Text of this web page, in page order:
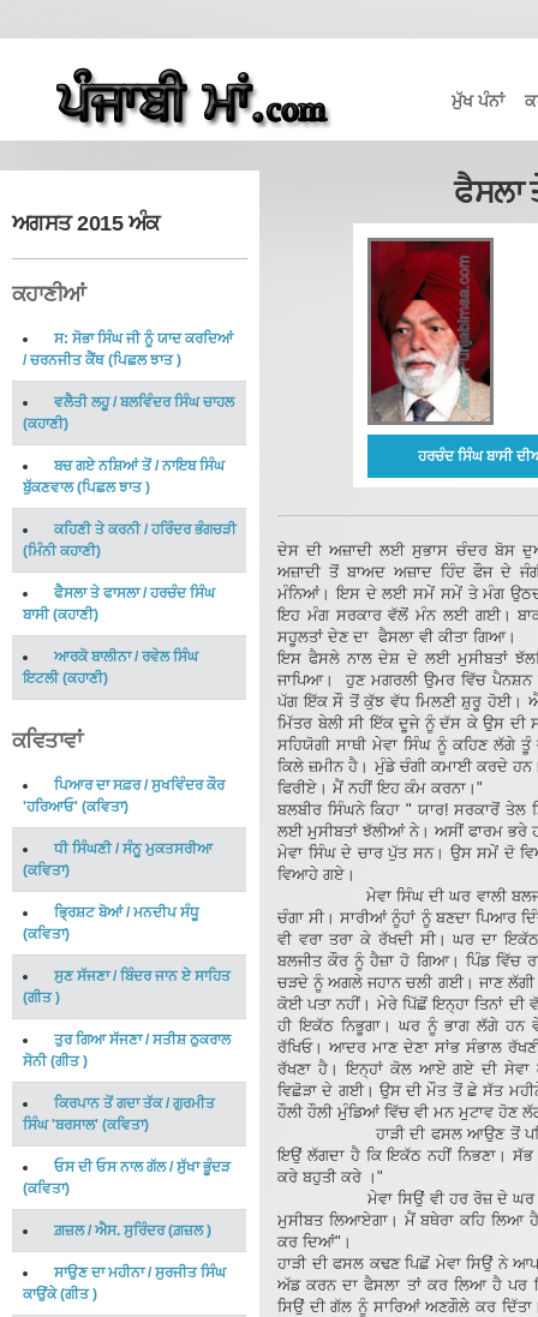
ਮੁੱਖ ਪੰਨਾਂ
ਅਗਸਤ 2015 ਅੰਕ
ਕਹਾਣੀਆਂ
ਸ: ਸੋਭਾ ਸਿੰਘ ਜੀ ਨੂੰ ਯਾਦ ਕਰਦਿਆਂ
/ਚਰਨਜੀਤ ਕੈਂਥ(ਪਿਛਲ ਝਾਤ)
ਵਲੈਤੀ ਲਹੂ/ ਬਲਵਿੰਦਰ ਸਿੰਘ ਚਾਹਲ
(ਕਹਾਣੀ)
ਬਚ ਗਏ ਨਸ਼ਿਆਂ ਤੋਂ/ਨਾਇਬ ਸਿੰਘ
ਬੁੱਕਣਵਾਲ(ਪਿਛਲ ਝਾਤ)
ਕਹਿਣੀ ਤੇ ਕਰਨੀ/ ਹਰਿੰਦਰ ਭੰਗਚੜੀ
(ਮਿੰਨੀ ਕਹਾਣੀ)
ਫੈਸਲਾ ਤੇ ਫਾਸਲਾ/ਹਰਚੰਦ ਸਿੰਘ
ਬਾਸੀ(ਕਹਾਣੀ)
ਆਰਕੋ ਬਾਲੀਨਾ/ ਰਵੇਲ ਸਿੰਘ
ਇਟਲੀ(ਕਹਾਣੀ)
ਕਵਿਤਾਵਾਂ
ਪਿਆਰ ਦਾ ਸਫ਼ਰ/ਸੁਖਵਿੰਦਰ ਕੌਰ
'ਹਰਿਆਓ' (ਕਵਿਤਾ)
ਧੀ ਸਿੰਘਣੀ/ ਸੰਨੂ ਮੁਕਤਸਰੀਆ
(ਕਵਿਤਾ)
ਭ੍ਰਿਸ਼ਟ ਬੋਆਂ/ਮਨਦੀਪ ਸੰਧੂ
(ਕਵਿਤਾ)
ਸੁਣ ਸੱਜਣਾ/ ਬਿੰਦਰ ਜਾਨ ਏ ਸਾਹਿਤ
(ਗੀਤ)
ਤੁਰ ਗਿਆ ਸੱਜਣਾ/ਸਤੀਸ਼ ਠੁਕਰਾਲ
ਸੋਨੀ(ਗੀਤ)
ਕਿਰਪਾਨ ਤੋਂ ਗਦਾ ਤੱਕ/ ਗੁਰਮੀਤ
ਸਿੰਘ 'ਬਰਸਾਲ' (ਕਵਿਤਾ)
ਓਸ ਦੀ ਓਸ ਨਾਲ ਗੱਲ/ਸੁੱਖਾ ਭੂੰਦੜ
(ਕਵਿਤਾ)
ਗ਼ਜ਼ਲ/ ਐਸ. ਸੁਰਿੰਦਰ(ਗ਼ਜ਼ਲ)
ਸਾਉਣ ਦਾ ਮਹੀਨਾ/ਸੁਰਜੀਤ ਸਿੰਘ
ਕਾਉਂਕੇ(ਗੀਤ)
ਫੈਸਲਾ
ਹਰਚੰਦ ਸਿੰਘ ਬਾਸੀ
ਦੇਸ ਦੀ ਅਜ਼ਾਦੀ ਲਈ ਸੁਭਾਸ ਚੰਦਰ ਬੋਸ
ਅਜ਼ਾਦੀ ਤੋਂ ਬਾਅਦ ਅਜ਼ਾਦ ਹਿੰਦ ਫੌਜ ਦੇ
ਮੰਨਿਆਂ। ਇਸ ਦੇ ਲਈ ਸਮੇਂ ਸਮੇਂ ਤੇ ਮੰਗ
ਇਹ ਮੰਗ ਸਰਕਾਰ ਵੱਲੋਂ ਮੰਨ ਲਈ ਗਈ।
ਸਹੂਲਤਾਂ ਦੇਣ ਦਾ ਫੈਸਲਾ ਵੀ ਕੀਤਾ ਗਿਆ।
ਇਸ ਫੈਸਲੇ ਨਾਲ ਦੇਸ਼ ਦੇ ਲਈ ਮੁਸੀਬਤਾਂ
ਜਾਪਿਆ। ਹੁਣ ਮਗਰਲੀ ਉਮਰ ਵਿੱਚ
ਪੱਗ ਇੱਕ ਸੌ ਤੋਂ ਕੁੱਝ ਵੱਧ ਮਿਲਣੀ ਸ਼ੁਰੂ ਹੋਈ।
ਮਿੱਤਰ ਬੇਲੀ ਸੀ ਇੱਕ ਦੂਜੇ ਨੂੰ ਦੱਸ ਕੇ ਉਸ ਦੀ
ਸਹਿਯੋਗੀ ਸਾਥੀ ਮੇਵਾ ਸਿੰਘ ਨੂੰ ਕਹਿਣ ਲੱਗੇ
ਕਿਲੇ ਜ਼ਮੀਨ ਹੈ। ਮੁੰਡੇ ਚੰਗੀ ਕਮਾਈ ਕਰਦੇ
ਫਿਰੀਏ। ਮੈਂ ਨਹੀਂ ਇਹ ਕੰਮ ਕਰਨਾ।"
ਬਲਬੀਰ ਸਿੰਘਨੇ ਕਿਹਾ " ਯਾਰ! ਸਰਕਾਰੋਂ
ਲਈ ਮੁਸੀਬਤਾਂ ਝੱਲੀਆਂ ਨੇ। ਅਸੀਂ ਫਾਰਮ ਭਰੇ
ਮੇਵਾ ਸਿੰਘ ਦੇ ਚਾਰ ਪੁੱਤ ਸਨ। ਉਸ ਸਮੇਂ ਦੋ
ਵਿਆਹੇ ਗਏ।
ਮੇਵਾ ਸਿੰਘ ਦੀ ਘਰ ਵਾਲੀ ਬਲਜੀਤ
ਚੰਗਾ ਸੀ। ਸਾਰੀਆਂ ਨੂੰਹਾਂ ਨੂੰ ਬਣਦਾ ਪਿਆਰ
ਵੀ ਵਰਾ ਤਰਾ ਕੇ ਰੱਖਦੀ ਸੀ। ਘਰ ਦਾ
ਬਲਜੀਤ ਕੌਰ ਨੂੰ ਹੈਜ਼ਾ ਹੋ ਗਿਆ। ਪਿੰਡ
ਚੜਦੇ ਨੂੰ ਅਗਲੇ ਜਹਾਨ ਚਲੀ ਗਈ। ਜਾਣ ਲੱਗੀ
ਕੋਈ ਪਤਾ ਨਹੀਂ। ਮੇਰੇ ਪਿੱਛੋਂ ਇਨ੍ਹਾ ਤਿਨਾਂ ਦੀ
ਹੀ ਇਕੱਠ ਨਿਭੂਗਾ। ਘਰ ਨੂੰ ਭਾਗ ਲੱਗੇ ਹਨ
ਰੱਖਿਓ। ਆਦਰ ਮਾਣ ਦੇਣਾ ਸਾਂਭ ਸੰਭਾਲ
ਰੱਖਣਾ ਹੈ। ਇਨ੍ਹਾਂ ਕੋਲ ਆਏ ਗਏ ਦੀ ਸੇਵਾ
ਵਿਛੋੜਾ ਦੇ ਗਈ। ਉਸ ਦੀ ਮੌਤ ਤੋਂ ਛੇ ਸੱਤ
ਹੌਲੀ ਹੌਲੀ ਮੁੰਡਿਆਂ ਵਿੱਚ ਵੀ ਮਨ ਮੁਟਾਵ ਹੋਣ
ਹਾੜੀ ਦੀ ਫਸਲ ਆਉਣ ਤੋਂ ਪਹਿਲਾਂ
ਇਉਂ ਲੱਗਦਾ ਹੈ ਕਿ ਇਕੱਠ ਨਹੀਂ ਨਿਭਣਾ।
ਕਰੇ ਬਹੁਤੀ ਕਰੇ ।"
ਮੇਵਾ ਸਿਉਂ ਵੀ ਹਰ ਰੋਜ਼ ਦੇ ਘਰ ਦੇ
ਮੁਸੀਬਤ ਲਿਆਏਗਾ। ਮੈਂ ਬਥੇਰਾ ਕਹਿ ਲਿਆ
ਕਰ ਦਿਆਂ"।
ਹਾੜੀ ਦੀ ਫਸਲ ਕਢਣ ਪਿਛੋਂ ਮੇਵਾ ਸਿਉਂ ਨੇ
ਅੱਡ ਕਰਨ ਦਾ ਫੈਸਲਾ ਤਾਂ ਕਰ ਲਿਆ ਹੈ ਪਰ
ਸਿਉਂ ਦੀ ਗੱਲ ਨੂੰ ਸਾਰਿਆਂ ਅਣਗੌਲੇ ਕਰ